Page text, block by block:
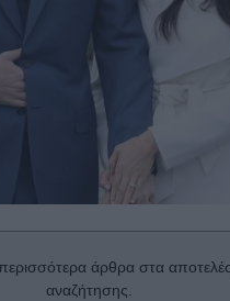
άρθρα στα
αναζήτησης.